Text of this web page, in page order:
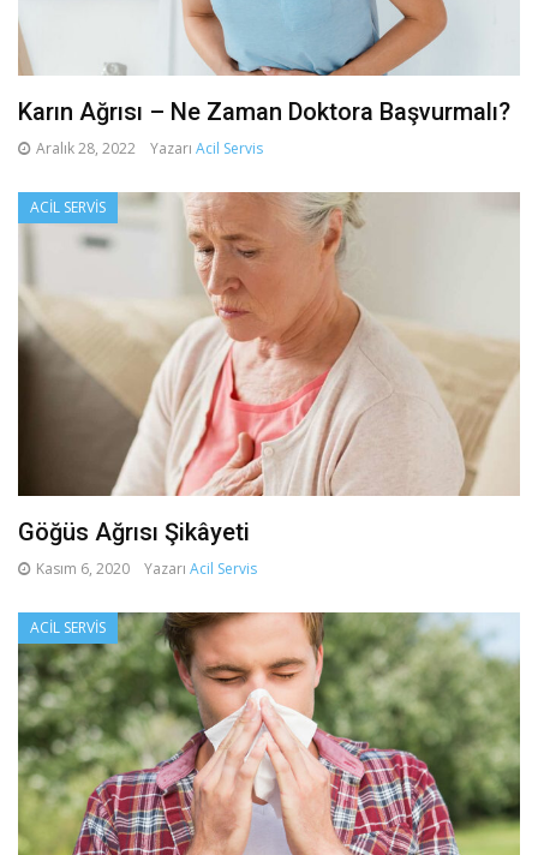
Karın Ağrısı – Ne Zaman Doktora Başvurmalı?
Aralık 28, 2022 Yazarı Acil Servis
ACIL SERVIS
Göğüs Ağrısı Şikâyeti
Kasım 6, 2020 Yazarı Acil Servis
ACIL SERVIS